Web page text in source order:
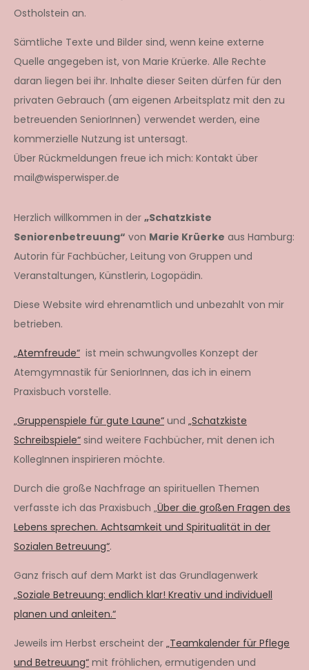
Ostholstein an.
Sämtliche Texte und Bilder sind, wenn keine externe
Quelle angegeben ist, von Marie Krüerke. Alle Rechte
daran liegen bei ihr. Inhalte dieser Seiten dürfen für den
privaten Gebrauch (am eigenen Arbeitsplatz mit den zu
betreuenden SeniorInnen) verwendet werden, eine
kommerzielle Nutzung ist untersagt.
Über Rückmeldungen freue ich mich: Kontakt über
mail@wisperwisper.de
Herzlich willkommen in der „Schatzkiste
Seniorenbetreuung“ von Marie Krüerke aus Hamburg:
Autorin für Fachbücher, Leitung von Gruppen und
Veranstaltungen, Künstlerin, Logopädin.
Diese Website wird ehrenamtlich und unbezahlt von mir
betrieben.
„Atemfreude“ ist mein schwungvolles Konzept der
Atemgymnastik für SeniorInnen, das ich in einem
Praxisbuch vorstelle.
„Gruppenspiele für gute Laune“ und „Schatzkiste
Schreibspiele“ sind weitere Fachbücher, mit denen ich
KollegInnen inspirieren möchte.
Durch die große Nachfrage an spirituellen Themen
verfasste ich das Praxisbuch „Über die großen Fragen des
Lebens sprechen. Achtsamkeit und Spiritualität in der
Sozialen Betreuung“.
Ganz frisch auf dem Markt ist das Grundlagenwerk
„Soziale Betreuung: endlich klar! Kreativ und individuell
planen und anleiten.“
Jeweils im Herbst erscheint der „Teamkalender für Pflege
und Betreuung“ mit fröhlichen, ermutigenden und